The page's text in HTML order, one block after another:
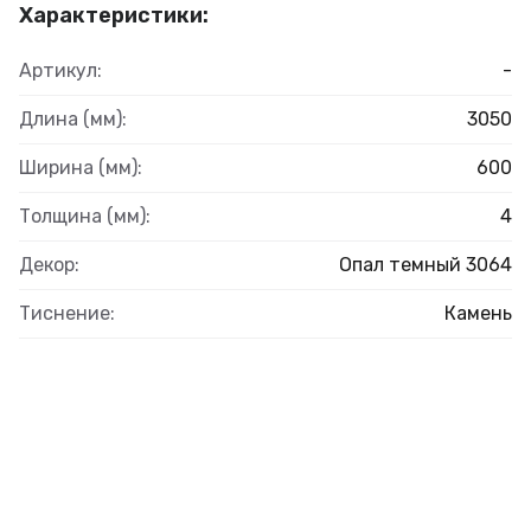
Характеристики:
Артикул: -
Длина (мм): 3050
Ширина (мм): 600
Толщина (мм): 4
Декор: Опал темный 3064
Тиснение: Камень